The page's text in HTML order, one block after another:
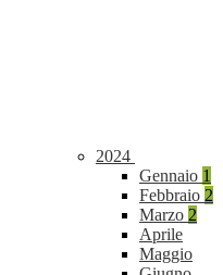
2024
Gennaio 1
Febbraio 2
Marzo 2
Aprile
Maggio